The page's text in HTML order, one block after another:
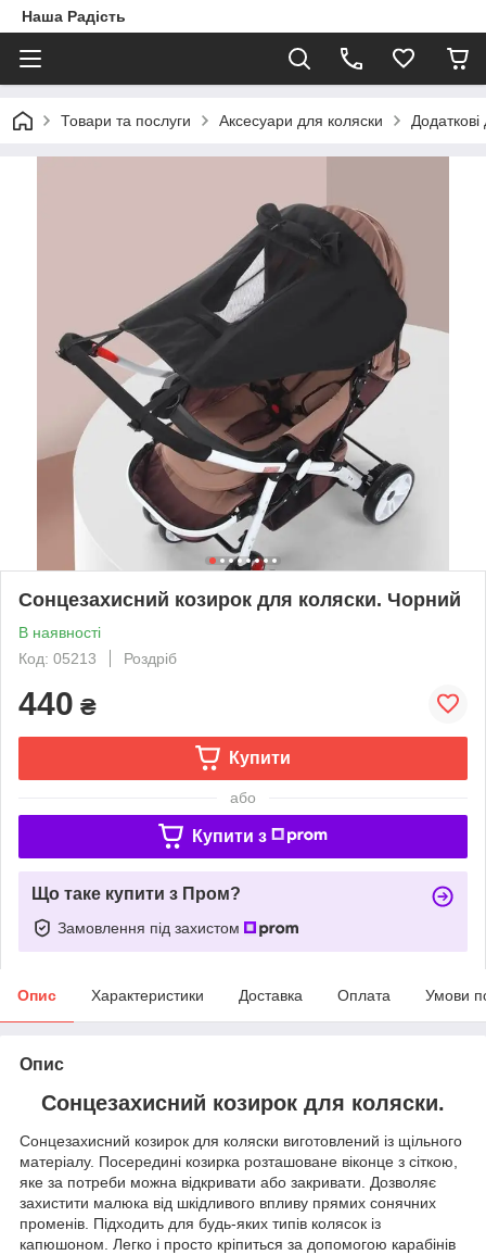
Наша Радість
Товари та послуги Аксесуари для коляски Додаткові
Сонцезахисний козирок для коляски. Чорний
В наявності
Код: 05213
Роздріб
440 ₴
Купити
або
Купити з
Що таке купити з Пром?
Замовлення під захистом
Опис Характеристики Доставка Оплата Умови
Опис
Сонцезахисний козирок для коляски.
Сонцезахисний козирок для коляски виготовлений із щільного
матеріалу. Посередині козирка розташоване віконце з сіткою,
яке за потреби можна відкривати або закривати. Дозволяє
захистити малюка від шкідливого впливу прямих сонячних
променів. Підходить для будь-яких типів колясок із
капюшоном. Легко і просто кріпиться за допомогою карабінів